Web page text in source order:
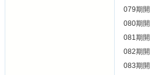
079期
080期
081期
082期
083期